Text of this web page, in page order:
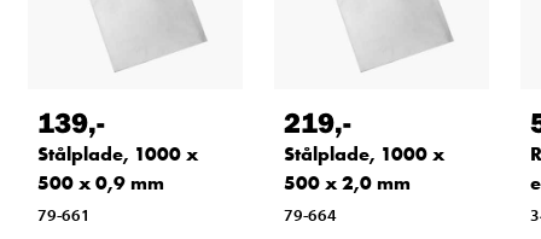
139,-
Stålplade, 1000 x
500 x 0,9 mm
79-661
219,-
Stålplade, 1000 x
500 x 2,0 mm
79-664